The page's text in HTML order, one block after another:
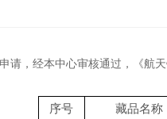
请，经本中心审核通过，《航
序号 藏品名称